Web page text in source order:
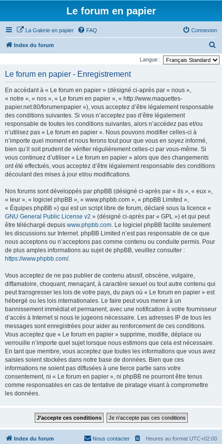
Le forum en papier
La Galerie en papier FAQ Connexion
Index du forum
e
Langue :
Le forum en papier - Enregistrement
En accédant à « Le forum en papier » (désigné ci-après par « nous »,
« notre », « nos », « Le forum en papier », « http://www.maquettes-
papier.net:80/forumenpapier »), vous acceptez d’être légalement responsable
des conditions suivantes. Si vous n’acceptez pas d’être légalement
responsable de toutes les conditions suivantes, alors n’accédez pas et/ou
n’utilisez pas « Le forum en papier ». Nous pouvons modifier celles-ci à
n’importe quel moment et nous ferons tout pour que vous en soyez informé,
bien qu’il soit prudent de vérifier régulièrement celles-ci par vous-même. Si
vous continuez d’utiliser « Le forum en papier » alors que des changements
ont été effectués, vous acceptez d’être légalement responsable des conditions
découlant des mises à jour et/ou modifications.
Nos forums sont développés par phpBB (désigné ci-après par « ils », « eux »,
« leur », « logiciel phpBB », « www.phpbb.com », « phpBB Limited »,
« Équipes phpBB ») qui est un script libre de forum, déclaré sous la licence «
GNU General Public License v2 » (désigné ci-après par « GPL ») et qui peut
être téléchargé depuis www.phpbb.com. Le logiciel phpBB facilite seulement
les discussions sur Internet. phpBB Limited n’est pas responsable de ce que
nous acceptons ou n’acceptons pas comme contenu ou conduite permis. Pour
de plus amples informations au sujet de phpBB, veuillez consulter :
https://www.phpbb.com/.
Vous acceptez de ne pas publier de contenu abusif, obscène, vulgaire,
diffamatoire, choquant, menaçant, à caractère sexuel ou tout autre contenu qui
peut transgresser les lois de votre pays, du pays où « Le forum en papier » est
hébergé ou les lois internationales. Le faire peut vous mener à un
bannissement immédiat et permanent, avec une notification à votre fournisseur
d’accès à Internet si nous le jugeons nécessaire. Les adresses IP de tous les
messages sont enregistrées pour aider au renforcement de ces conditions.
Vous acceptez que « Le forum en papier » supprime, modifie, déplace ou
verrouille n’importe quel sujet lorsque nous estimons que cela est nécessaire.
En tant que membre, vous acceptez que toutes les informations que vous avez
saisies soient stockées dans notre base de données. Bien que ces
informations ne soient pas diffusées à une tierce partie sans votre
consentement, ni « Le forum en papier », ni phpBB ne pourront être tenus
comme responsables en cas de tentative de piratage visant à compromettre
les données.
Index du forum Heures au format UTC+02:00
Nous contacter